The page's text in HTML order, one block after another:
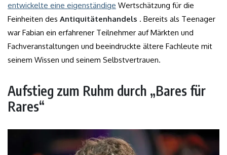
entwickelte eine eigenständige Wertschätzung für die
Feinheiten des Antiquitätenhandels . Bereits als Teenager
war Fabian ein erfahrener Teilnehmer auf Märkten und
Fachveranstaltungen und beeindruckte ältere Fachleute mit
seinem Wissen und seinem Selbstvertrauen.
Aufstieg zum Ruhm durch „Bares für
Rares“